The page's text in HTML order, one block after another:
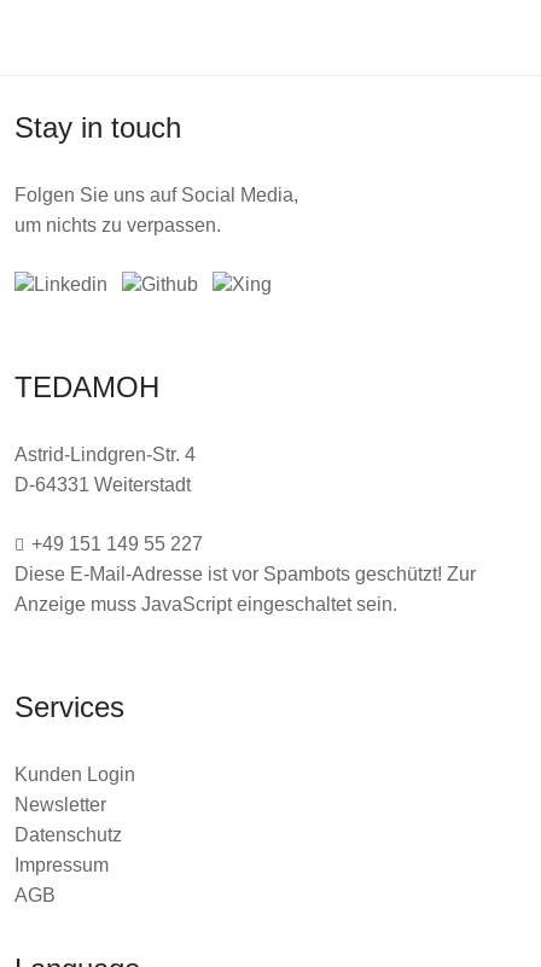
Stay in touch
Folgen Sie uns auf Social Media,
um nichts zu verpassen.
TEDAMOH
Astrid-Lindgren-Str. 4
D-64331 Weiterstadt
+49 151 149 55 227
Diese E-Mail-Adresse ist vor Spambots geschützt! Zur
Anzeige muss JavaScript eingeschaltet sein.
Services
Kunden Login
Newsletter
Datenschutz
Impressum
AGB